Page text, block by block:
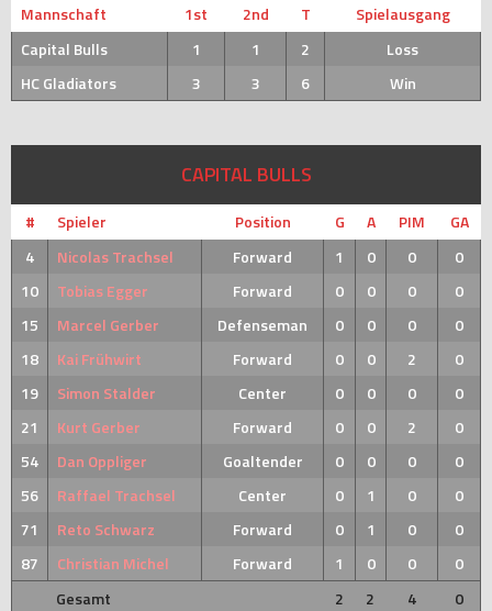
Mannschaft 1st 2nd T
Spielausgang
Capital Bulls
1 1 2
Loss
HC Gladiators
3 3 6 Win
CAPITAL BULLS
# Spieler Position G A PIM
GA
4
Nicolas Trachsel Forward 1 0 0
0
10
Tobias Egger Forward 0 0 0
0
15
Marcel Gerber Defenseman 0 0 0
0
18
Kai Frühwirt Forward 0 0 2
0
19
Simon Stalder Center 0 0 0
0
21
Kurt Gerber Forward 0 0 2
0
54
Dan Oppliger Goaltender 0 0 0
0
56
Raffael Trachsel Center 0 1 0
0
71
Reto Schwarz Forward 0 1 0
0
87
Christian Michel Forward 1 0 0
0
Gesamt
2 2 4 0